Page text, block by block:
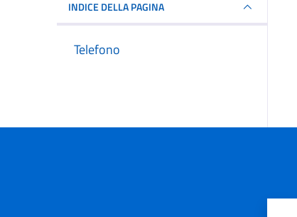
INDICE DELLA PAGINA
Telefono